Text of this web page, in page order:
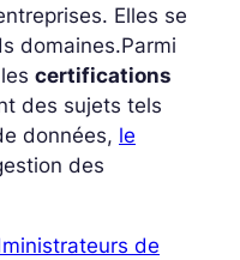
Elles se
domaines.Parmi
certifications
des sujets tels
données, le
des
de